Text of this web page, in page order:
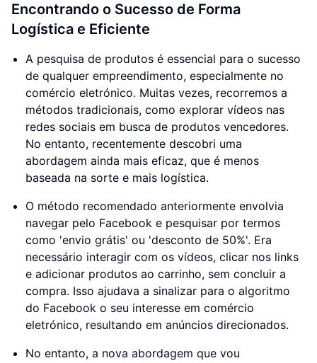
Encontrando o Sucesso de Forma
Logística e Eficiente
A pesquisa de produtos é essencial para o sucesso
de qualquer empreendimento, especialmente no
comércio eletrónico. Muitas vezes, recorremos a
métodos tradicionais, como explorar vídeos nas
redes sociais em busca de produtos vencedores.
No entanto, recentemente descobri uma
abordagem ainda mais eficaz, que é menos
baseada na sorte e mais logística.
O método recomendado anteriormente envolvia
navegar pelo Facebook e pesquisar por termos
como 'envio grátis' ou 'desconto de 50%'. Era
necessário interagir com os vídeos, clicar nos links
e adicionar produtos ao carrinho, sem concluir a
compra. Isso ajudava a sinalizar para o algoritmo
do Facebook o seu interesse em comércio
eletrónico, resultando em anúncios direcionados.
No entanto, a nova abordagem que vou